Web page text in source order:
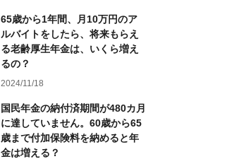
65歳から1年間、月10万円のア
ルバイトをしたら、将来もらえ
る老齢厚生年金は、いくら増え
るの？
2024/11/18
国民年金の納付済期間が480カ月
に達していません。60歳から65
歳まで付加保険料を納めると年
金は増える？